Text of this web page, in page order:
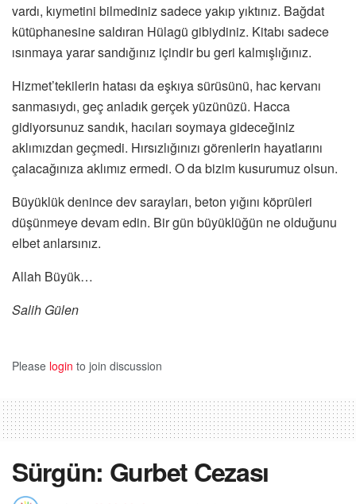
vardı, kıymetini bilmediniz sadece yakıp yıktınız. Bağdat
kütüphanesine saldıran Hülagü gibiydiniz. Kitabı sadece
ısınmaya yarar sandığınız içindir bu geri kalmışlığınız.
Hizmet’tekilerin hatası da eşkıya sürüsünü, hac kervanı
sanmasıydı, geç anladık gerçek yüzünüzü. Hacca
gidiyorsunuz sandık, hacıları soymaya gideceğiniz
aklımızdan geçmedi. Hırsızlığınızı görenlerin hayatlarını
çalacağınıza aklımız ermedi. O da bizim kusurumuz olsun.
Büyüklük denince dev sarayları, beton yığını köprüleri
düşünmeye devam edin. Bir gün büyüklüğün ne olduğunu
elbet anlarsınız.
Allah Büyük…
Salih Gülen
Please login to join discussion
Sürgün: Gurbet Cezası